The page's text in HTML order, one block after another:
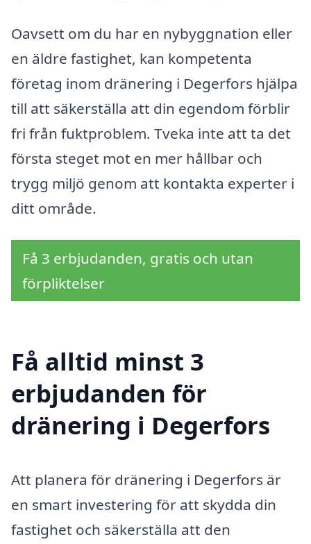
Oavsett om du har en nybyggnation eller
en äldre fastighet, kan kompetenta
företag inom dränering i Degerfors hjälpa
till att säkerställa att din egendom förblir
fri från fuktproblem. Tveka inte att ta det
första steget mot en mer hållbar och
trygg miljö genom att kontakta experter i
ditt område.
Få 3 erbjudanden, gratis och utan
förpliktelser
Få alltid minst 3
erbjudanden för
dränering i Degerfors
Att planera för dränering i Degerfors är
en smart investering för att skydda din
fastighet och säkerställa att den